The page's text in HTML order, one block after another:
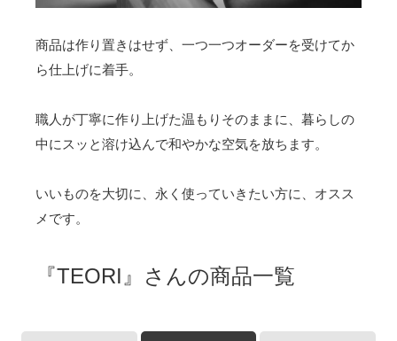
商品は作り置きはせず、一つ一つオーダーを受けてか
ら仕上げに着手。
職人が丁寧に作り上げた温もりそのままに、暮らしの
中にスッと溶け込んで和やかな空気を放ちます。
いいものを大切に、永く使っていきたい方に、オスス
メです。
『TEORI』さんの商品一覧